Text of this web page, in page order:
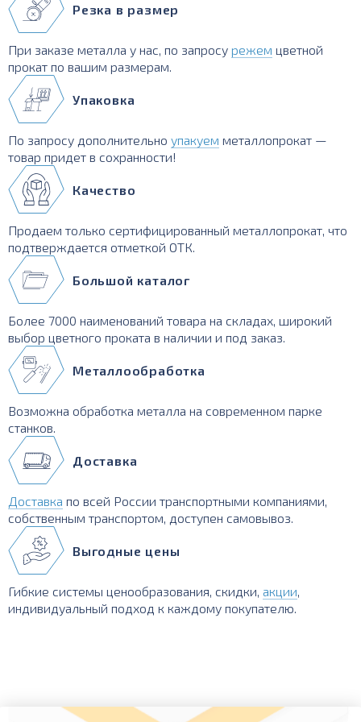
Резка в размер
При заказе металла у нас, по запросу режем цветной
прокат по вашим размерам.
Упаковка
По запросу дополнительно упакуем металлопрокат —
товар придет в сохранности!
Качество
Продаем только сертифицированный металлопрокат, что
подтверждается отметкой ОТК.
Большой каталог
Более 7000 наименований товара на складах, широкий
выбор цветного проката в наличии и под заказ.
Металлообработка
Возможна обработка металла на современном парке
станков.
Доставка
Доставка по всей России транспортными компаниями,
собственным транспортом, доступен самовывоз.
Выгодные цены
Гибкие системы ценообразования, скидки, акции,
индивидуальный подход к каждому покупателю.